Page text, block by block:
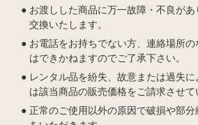
お渡しした商品に万一故障・不良が
交換いたします。
お電話をお持ちでない方、連絡場所
はできかねますのでご了承下さい。
レンタル品を紛失、故意または過失
は該当商品の販売価格をご請求させて
正常のご使用以外の原因で破損や部